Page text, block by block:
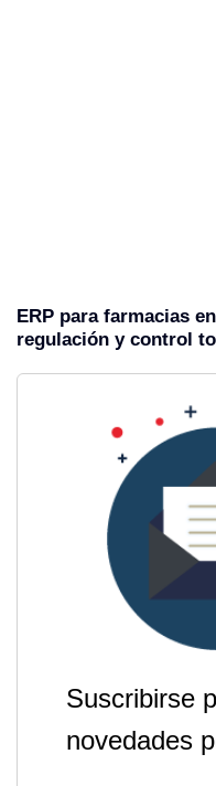
ERP para farmacias
regulación y control
Suscribirse
novedades